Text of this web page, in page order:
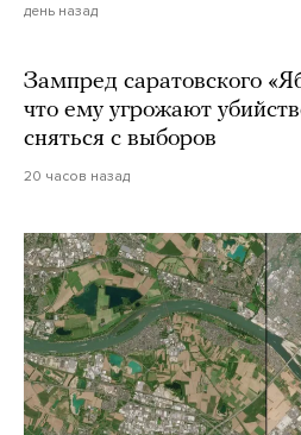
день назад
Зампред саратовского
что ему угрожают
сняться с выборов
20 часов назад